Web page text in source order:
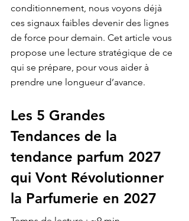
conditionnement, nous voyons déjà
ces signaux faibles devenir des lignes
de force pour demain. Cet article vous
propose une lecture stratégique de ce
qui se prépare, pour vous aider à
prendre une longueur d’avance.
Les 5 Grandes
Tendances de la
tendance parfum 2027
qui Vont Révolutionner
la Parfumerie en 2027